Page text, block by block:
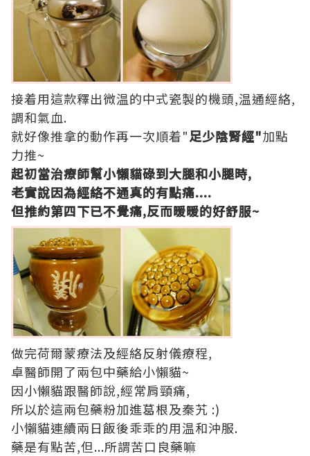
接着用這款釋出微温的中式瓷製的機頭,温通經絡,
調和氣血.
就好像推拿的動作再一次順着"足少陰腎經"加點
力推~
起初當治療師幫小懶貓碌到大腿和小腿時,
老實說因為經絡不通真的有點痛....
但推約第四下已不覺痛,反而暖暖的好舒服~
做完荷爾蒙療法及經絡反射儀療程,
卓醫師開了兩包中藥給小懶貓~
因小懶貓跟醫師說,經常肩頸痛,
所以於這兩包藥粉加進葛根及秦艽 :)
小懶貓連續兩日飯後乖乖的用温和沖服.
藥是有點苦,但...所謂苦口良藥嘛